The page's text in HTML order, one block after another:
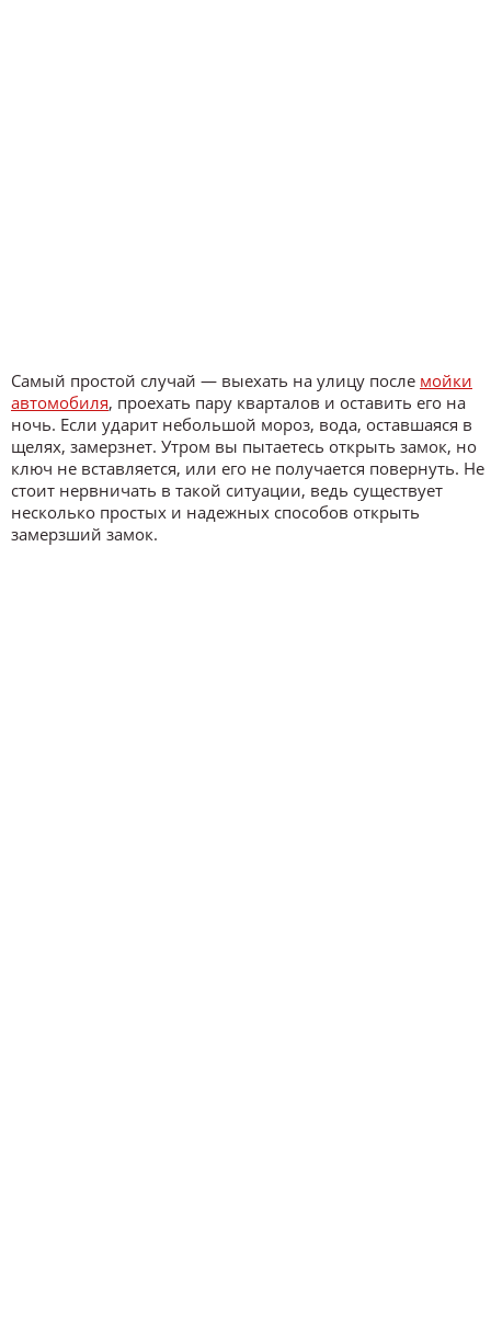
Самый простой случай — выехать на улицу после мойки
автомобиля, проехать пару кварталов и оставить его на
ночь. Если ударит небольшой мороз, вода, оставшаяся в
щелях, замерзнет. Утром вы пытаетесь открыть замок, но
ключ не вставляется, или его не получается повернуть. Не
стоит нервничать в такой ситуации, ведь существует
несколько простых и надежных способов открыть
замерзший замок.